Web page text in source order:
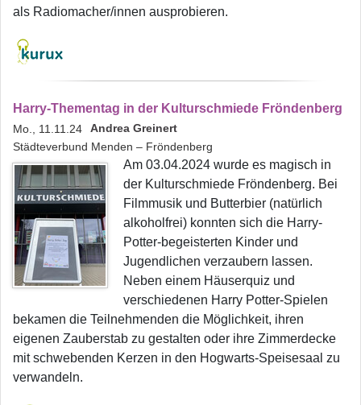
als Radiomacher/innen ausprobieren.
Harry-Thementag in der Kulturschmiede Fröndenberg
Mo., 11.11.24 Andrea Greinert
Städteverbund Menden – Fröndenberg
Am 03.04.2024 wurde es magisch in
der Kulturschmiede Fröndenberg. Bei
Filmmusik und Butterbier (natürlich
alkoholfrei) konnten sich die Harry-
Potter-begeisterten Kinder und
Jugendlichen verzaubern lassen.
Neben einem Häuserquiz und
verschiedenen Harry Potter-Spielen
bekamen die Teilnehmenden die Möglichkeit, ihren
eigenen Zauberstab zu gestalten oder ihre Zimmerdecke
mit schwebenden Kerzen in den Hogwarts-Speisesaal zu
verwandeln.